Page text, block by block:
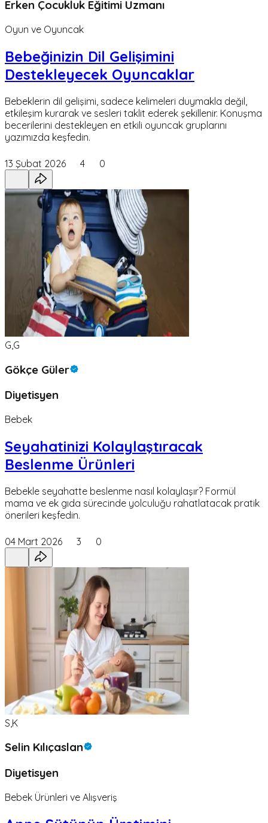
Erken Çocukluk Eğitimi Uzmanı
Oyun ve Oyuncak
Bebeğinizin Dil Gelişimini
Destekleyecek Oyuncaklar
Bebeklerin dil gelişimi, sadece kelimeleri duymakla değil,
etkileşim kurarak ve sesleri taklit ederek şekillenir. Konuşma
becerilerini destekleyen en etkili oyuncak gruplarını
yazımızda keşfedin.
13 Şubat 2026 4 0
G,G
Gökçe Güler
Diyetisyen
Bebek
Seyahatinizi Kolaylaştıracak
Beslenme Ürünleri
Bebekle seyahatte beslenme nasıl kolaylaşır? Formül
mama ve ek gıda sürecinde yolculuğu rahatlatacak pratik
önerileri keşfedin.
04 Mart 2026 3 0
S,K
Selin Kılıçaslan
Diyetisyen
Bebek Ürünleri ve Alışveriş